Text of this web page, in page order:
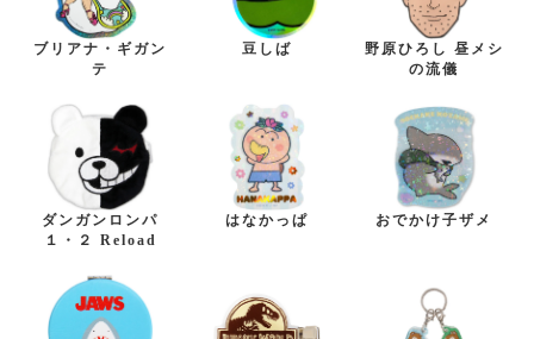
ブリアナ・ギガン
テ
豆しば
野原ひろし 昼メシ
の流儀
ダンガンロンパ
１・２ Reload
はなかっぱ おでかけ子ザメ